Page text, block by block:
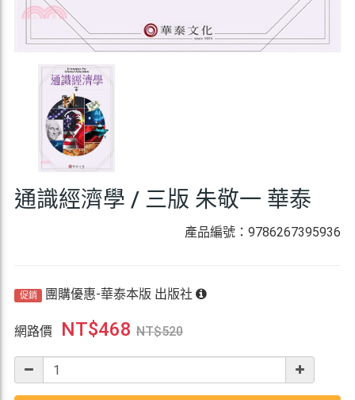
通識經濟學 / 三版 朱敬一 華泰
產品編號：9786267395936
促銷 團購優惠-華泰本版 出版社
網路價 NT$468 NT$520